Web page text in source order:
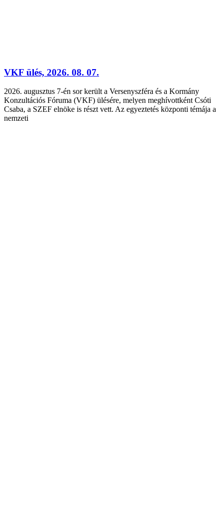
VKF ülés, 2026. 08. 07.
2026. augusztus 7-én sor került a Versenyszféra és a Kormány
Konzultációs Fóruma (VKF) ülésére, melyen meghívottként Csóti
Csaba, a SZEF elnöke is részt vett. Az egyeztetés központi témája a
nemzeti